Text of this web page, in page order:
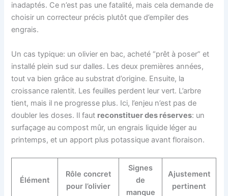
inadaptés. Ce n’est pas une fatalité, mais cela demande de
choisir un correcteur précis plutôt que d’empiler des
engrais.
Un cas typique: un olivier en bac, acheté “prêt à poser” et
installé plein sud sur dalles. Les deux premières années,
tout va bien grâce au substrat d’origine. Ensuite, la
croissance ralentit. Les feuilles perdent leur vert. L’arbre
tient, mais il ne progresse plus. Ici, l’enjeu n’est pas de
doubler les doses. Il faut reconstituer des réserves: un
surfaçage au compost mûr, un engrais liquide léger au
printemps, et un apport plus potassique avant floraison.
Élément
Rôle concret
pour l’olivier
Signes
de
manque
Ajustement
pertinent